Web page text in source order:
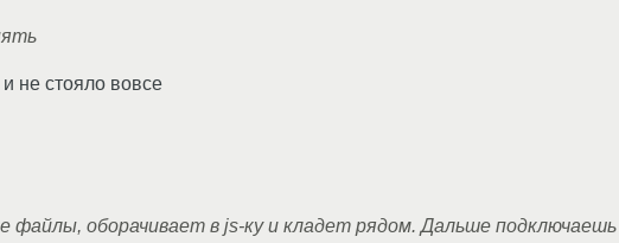
не стояло вовсе
файлы, оборачивает в js-ку и кладет рядом. Дальше подключаешь